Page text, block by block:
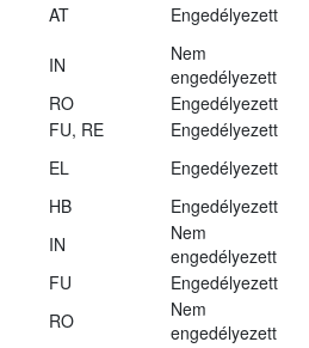
AT Engedélyezett
IN
Nem
engedélyezett
RO
Engedélyezett
FU, RE
Engedélyezett
EL
Engedélyezett
HB
Engedélyezett
IN
Nem
engedélyezett
FU
Engedélyezett
RO
Nem
engedélyezett